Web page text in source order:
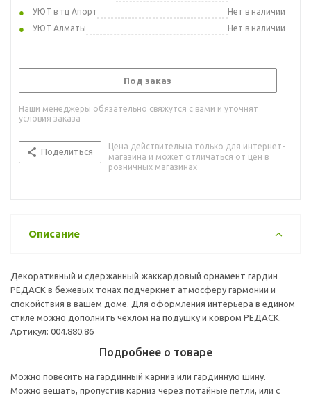
УЮТ в тц Апорт
Нет в наличии
УЮТ Алматы
Нет в наличии
Под заказ
Наши менеджеры обязательно свяжутся с вами и уточнят
условия заказа
Поделиться
Цена действительна только для интернет-
магазина и может отличаться от цен в
розничных магазинах
Описание
Декоративный и сдержанный жаккардовый орнамент гардин
РЁДАСК в бежевых тонах подчеркнет атмосферу гармонии и
спокойствия в вашем доме. Для оформления интерьера в едином
стиле можно дополнить чехлом на подушку и ковром РЁДАСК.
Артикул: 004.880.86
Подробнее о товаре
Можно повесить на гардинный карниз или гардинную шину.
Можно вешать, пропустив карниз через потайные петли, или с